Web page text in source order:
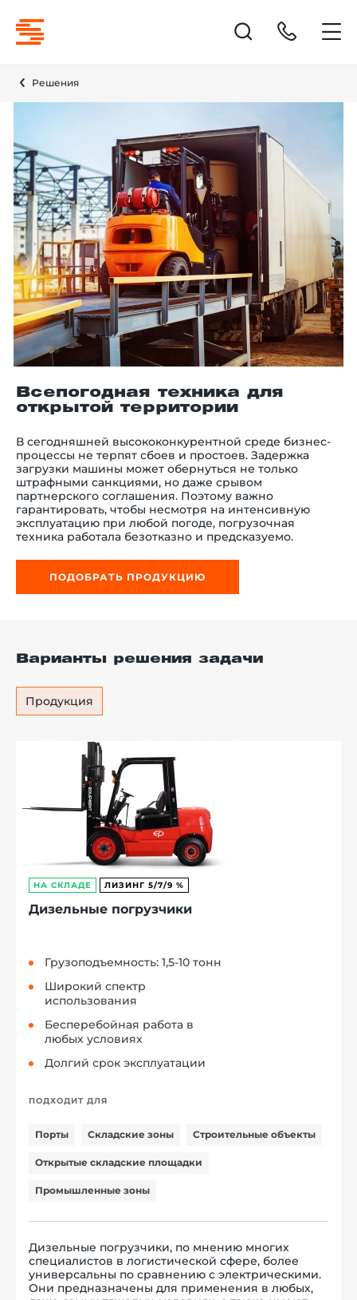
Решения
Всепогодная техника для
открытой территории
В сегодняшней высококонкурентной среде бизнес-
процессы не терпят сбоев и простоев. Задержка
загрузки машины может обернуться не только
штрафными санкциями, но даже срывом
партнерского соглашения. Поэтому важно
гарантировать, чтобы несмотря на интенсивную
эксплуатацию при любой погоде, погрузочная
техника работала безотказно и предсказуемо.
ПОДОБРАТЬ ПРОДУКЦИЮ
Варианты решения задачи
Продукция
НА СКЛАДЕ ЛИЗИНГ 5/7/9 %
Дизельные погрузчики
Грузоподъемность: 1,5-10 тонн
Широкий спектр
использования
Бесперебойная работа в
любых условиях
Долгий срок эксплуатации
ПОДХОДИТ ДЛЯ
Порты Складские зоны Строительные объекты
Открытые складские площадки
Промышленные зоны
Дизельные погрузчики, по мнению многих
специалистов в логистической сфере, более
универсальны по сравнению с электрическими.
Они предназначены для применения в любых,